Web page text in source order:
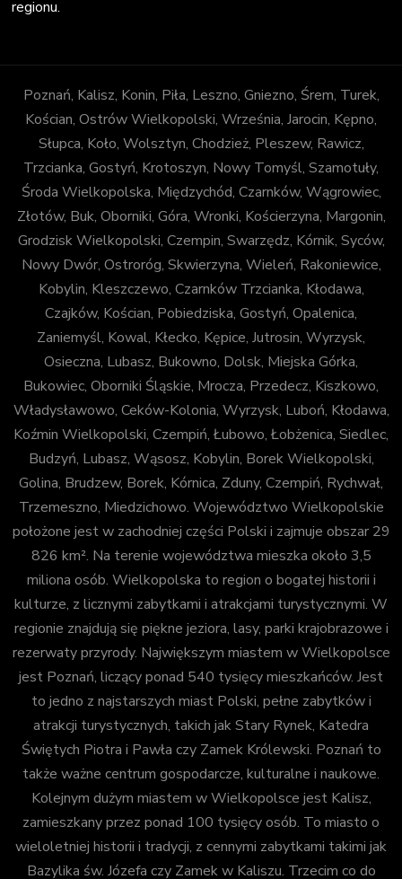
regionu.
Poznań, Kalisz, Konin, Piła, Leszno, Gniezno, Śrem, Turek,
Kościan, Ostrów Wielkopolski, Września, Jarocin, Kępno,
Słupca, Koło, Wolsztyn, Chodzież, Pleszew, Rawicz,
Trzcianka, Gostyń, Krotoszyn, Nowy Tomyśl, Szamotuły,
Środa Wielkopolska, Międzychód, Czarnków, Wągrowiec,
Złotów, Buk, Oborniki, Góra, Wronki, Kościerzyna, Margonin,
Grodzisk Wielkopolski, Czempin, Swarzędz, Kórnik, Syców,
Nowy Dwór, Ostroróg, Skwierzyna, Wieleń, Rakoniewice,
Kobylin, Kleszczewo, Czarnków Trzcianka, Kłodawa,
Czajków, Kościan, Pobiedziska, Gostyń, Opalenica,
Zaniemyśl, Kowal, Kłecko, Kępice, Jutrosin, Wyrzysk,
Osieczna, Lubasz, Bukowno, Dolsk, Miejska Górka,
Bukowiec, Oborniki Śląskie, Mrocza, Przedecz, Kiszkowo,
Władysławowo, Ceków-Kolonia, Wyrzysk, Luboń, Kłodawa,
Koźmin Wielkopolski, Czempiń, Łubowo, Łobżenica, Siedlec,
Budzyń, Lubasz, Wąsosz, Kobylin, Borek Wielkopolski,
Golina, Brudzew, Borek, Kórnica, Zduny, Czempiń, Rychwał,
Trzemeszno, Miedzichowo. Województwo Wielkopolskie
położone jest w zachodniej części Polski i zajmuje obszar 29
826 km². Na terenie województwa mieszka około 3,5
miliona osób. Wielkopolska to region o bogatej historii i
kulturze, z licznymi zabytkami i atrakcjami turystycznymi. W
regionie znajdują się piękne jeziora, lasy, parki krajobrazowe i
rezerwaty przyrody. Największym miastem w Wielkopolsce
jest Poznań, liczący ponad 540 tysięcy mieszkańców. Jest
to jedno z najstarszych miast Polski, pełne zabytków i
atrakcji turystycznych, takich jak Stary Rynek, Katedra
Świętych Piotra i Pawła czy Zamek Królewski. Poznań to
także ważne centrum gospodarcze, kulturalne i naukowe.
Kolejnym dużym miastem w Wielkopolsce jest Kalisz,
zamieszkany przez ponad 100 tysięcy osób. To miasto o
wieloletniej historii i tradycji, z cennymi zabytkami takimi jak
Bazylika św. Józefa czy Zamek w Kaliszu. Trzecim co do